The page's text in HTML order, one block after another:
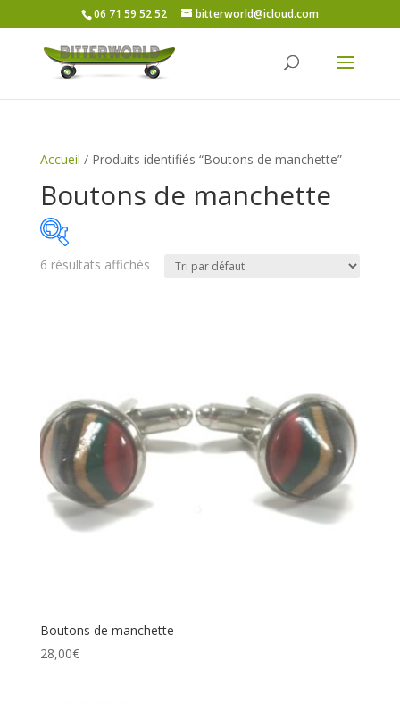
06 71 59 52 52 bitterworld@icloud.com
Accueil / Produits identifiés “Boutons de manchette”
Boutons de manchette
Étiquettes produit
6 résultats affichés
Boutons de manchette
28,00€